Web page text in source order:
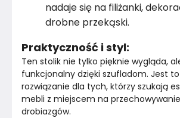
nadaje się na filiżanki,
drobne przekąski.
Praktyczność i styl:
Ten stolik nie tylko pięknie wygląda,
funkcjonalny dzięki szufladom. Jest
rozwiązanie dla tych, którzy szukają
mebli z miejscem na
drobiazgów.